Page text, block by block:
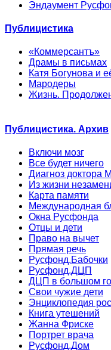
Эндаумент
Публицистика
«Коммерсантъ»
Драмы в письмах
Катя Богунова и
Мародеры
Жизнь.
Публицистика. Архив
Включи мозг
Все будет ничего
Диагноз доктора
Из жизни
Карта памяти
Международная
Окна Русфонда
Отцы и дети
Право на вычет
Прямая речь
Русфонд.Бабочки
Русфонд.ДЦП
ДЦП в большом
Свои чужие дети
Энциклопедия
Книга утешений
Жанна Фриске
Портрет врача
Русфонд.Дом